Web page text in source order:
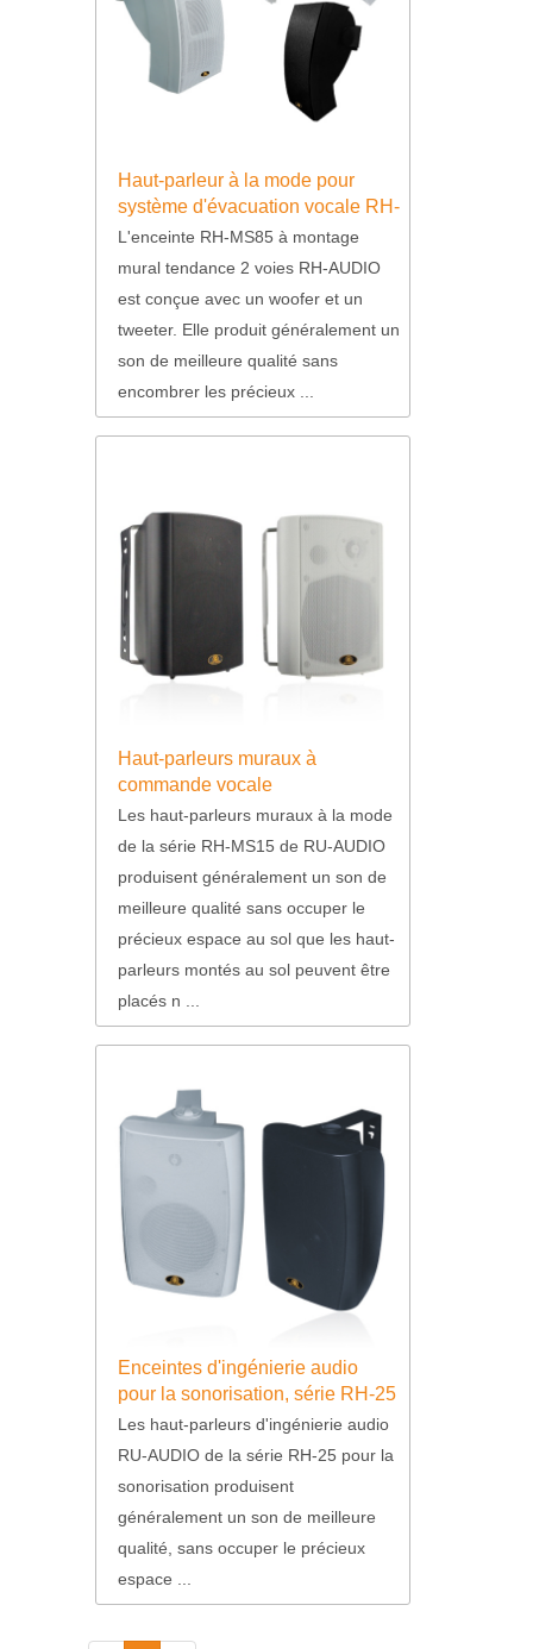
Haut-parleur à la mode pour
système d'évacuation vocale RH-
MS85
L'enceinte RH-MS85 à montage
mural tendance 2 voies RH-AUDIO
est conçue avec un woofer et un
tweeter. Elle produit généralement un
son de meilleure qualité sans
encombrer les précieux ...
Haut-parleurs muraux à
commande vocale
bidirectionnelle série RH-MS15
Les haut-parleurs muraux à la mode
de la série RH-MS15 de RU-AUDIO
produisent généralement un son de
meilleure qualité sans occuper le
précieux espace au sol que les haut-
parleurs montés au sol peuvent être
placés n ...
Enceintes d'ingénierie audio
pour la sonorisation, série RH-25
Les haut-parleurs d'ingénierie audio
RU-AUDIO de la série RH-25 pour la
sonorisation produisent
généralement un son de meilleure
qualité, sans occuper le précieux
espace ...